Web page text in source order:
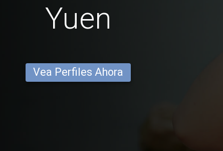
Yuen
Vea Perfiles Ahora